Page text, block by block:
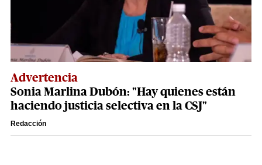
Advertencia
Sonia Marlina Dubón: "Hay quienes están
haciendo justicia selectiva en la CSJ"
Redacción